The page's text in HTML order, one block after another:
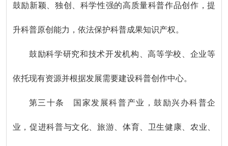
鼓励新颖、独创、科学性强的高质量科普作品创作，提
升科普原创能力，依法保护科普成果知识产权。
鼓励科学研究和技术开发机构、高等学校、企业等
依托现有资源并根据发展需要建设科普创作中心。
第三十条 国家发展科普产业，鼓励兴办科普企
业，促进科普与文化、旅游、体育、卫生健康、农业、